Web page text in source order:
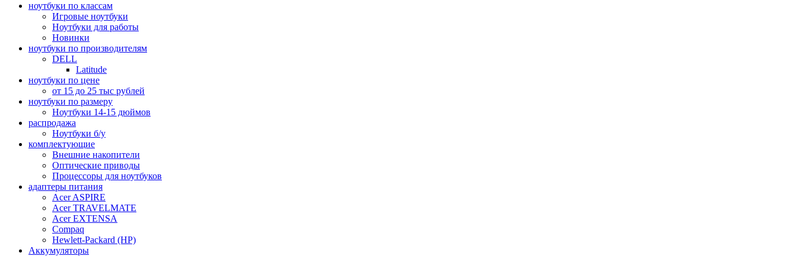
ноутбуки по классам
Игровые ноутбуки
Ноутбуки для работы
Новинки
ноутбуки по производителям
DELL
Latitude
ноутбуки по цене
от 15 до 25 тыс рублей
ноутбуки по размеру
Ноутбуки 14-15 дюймов
распродажа
Ноутбуки б/у
комплектующие
Внешние накопители
Оптические приводы
Процессоры для ноутбуков
адаптеры питания
Acer ASPIRE
Acer TRAVELMATE
Acer EXTENSA
Compaq
Hewlett-Packard (HP)
Аккумуляторы